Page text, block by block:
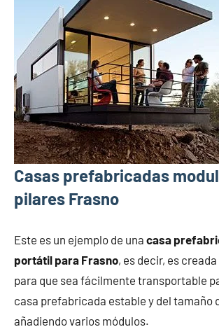
Casas prefabricadas
pilares Frasno
Este es un ejemplo de una casa
portátil para Frasno, es decir, es
para que sea fácilmente transportable
casa prefabricada estable y del tamaño
añadiendo varios módulos.